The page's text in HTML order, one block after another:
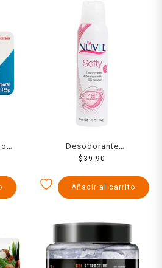
Desodorante
antitranspirante Nuvel softy
$ 39.90
Añadir al carrito